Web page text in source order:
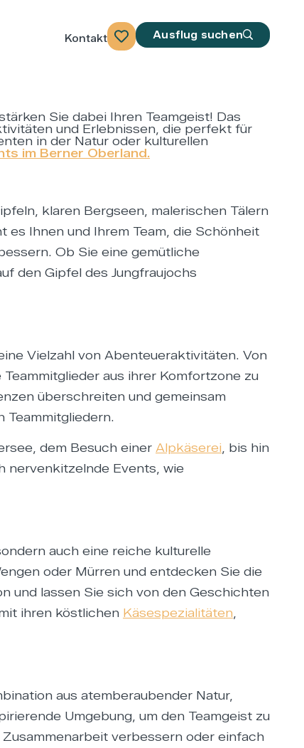
Kontakt Ausflug suchen
Sie dabei Ihren Teamgeist! Das
und Erlebnissen, die perfekt für
in der Natur oder kulturellen
im Berner Oberland.
klaren Bergseen, malerischen Tälern
es Ihnen und Ihrem Team, die Schönheit
Ob Sie eine gemütliche
den Gipfel des Jungfraujochs
Vielzahl von Abenteueraktivitäten. Von
aus ihrer Komfortzone zu
überschreiten und gemeinsam
Teammitgliedern.
dem Besuch einer Alpkäserei , bis hin
nervenkitzelnde Events, wie
auch eine reiche kulturelle
oder Mürren und entdecken Sie die
und lassen Sie sich von den Geschichten
ihren köstlichen Käsespezialitäten
aus atemberaubender Natur,
Umgebung, um den Teamgeist zu
verbessern oder einfach